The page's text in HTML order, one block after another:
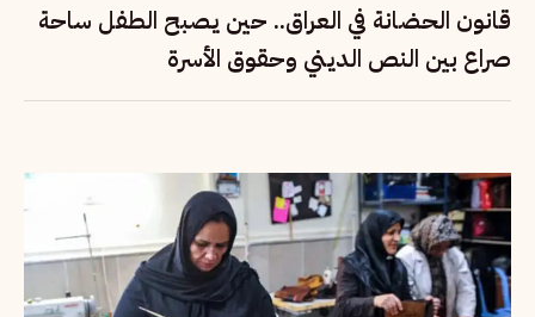
قانون الحضانة في العراق.. حين يصبح الطفل ساحة
صراع بين النص الديني وحقوق الأسرة